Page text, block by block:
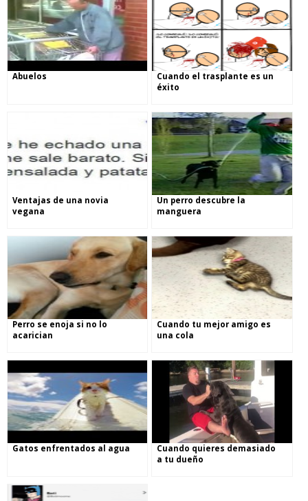
Abuelos
Cuando el trasplante es un
éxito
Ventajas de una novia
vegana
Un perro descubre la
manguera
Perro se enoja si no lo
acarician
Cuando tu mejor amigo es
una cola
Gatos enfrentados al agua
Cuando quieres demasiado
a tu dueño